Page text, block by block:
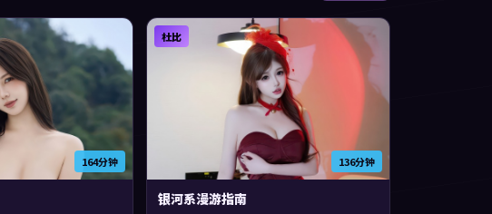
164分钟 136分钟
杜比
银河系漫游指南